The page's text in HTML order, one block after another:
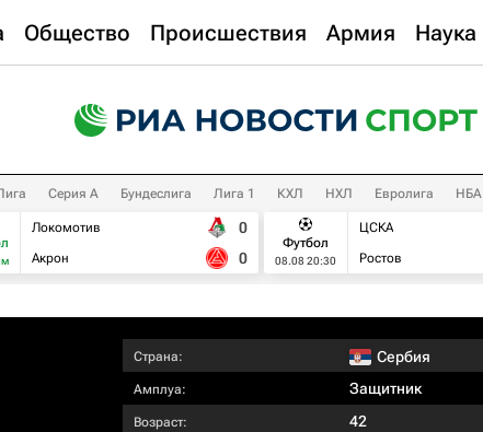
Общество Происшествия Армия Наука
Серия А Бундеслига Лига 1 КХЛ НХЛ Евролига НБА
Локомотив
Акрон
0
0
Футбол
08.08 20:30
ЦСКА
Ростов
Страна: Сербия
Амплуа: Защитник
Возраст: 42